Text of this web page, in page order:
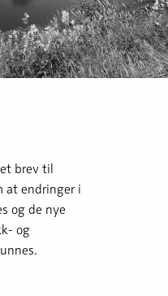
brev til
at endringer i
og de nye
og